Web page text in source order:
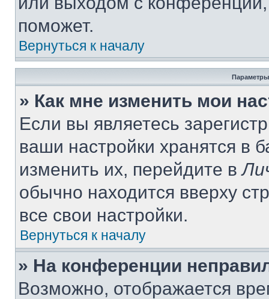
поможет.
Вернуться к началу
Параметры
» Как мне изменить мои
Если вы являетесь
ваши настройки хранятся в
изменить их, перейдите в
обычно находится вверху
все свои настройки.
Вернуться к началу
» На конференции
Возможно, отображается